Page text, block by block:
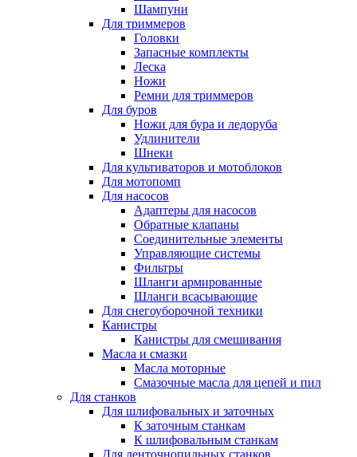
Шампуни
Для триммеров
Головки
Запасные комплекты
Леска
Ножи
Ремни для триммеров
Для буров
Ножи для бура и ледоруба
Удлинители
Шнеки
Для культиваторов и мотоблоков
Для мотопомп
Для насосов
Адаптеры для насосов
Обратные клапаны
Соединительные элементы
Управляющие системы
Фильтры
Шланги армированные
Шланги всасывающие
Для снегоуборочной техники
Канистры
Канистры для смешивания
Масла и смазки
Масла моторные
Смазочные масла для цепей и пил
Для станков
Для шлифовальных и заточных
К заточным станкам
К шлифовальным станкам
Для ленточнопильных станков